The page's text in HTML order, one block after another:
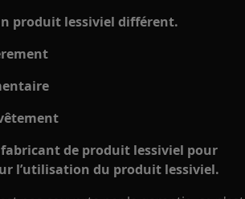
produit lessiviel différent.
de produit lessiviel pour
l’utilisation du produit lessiviel.